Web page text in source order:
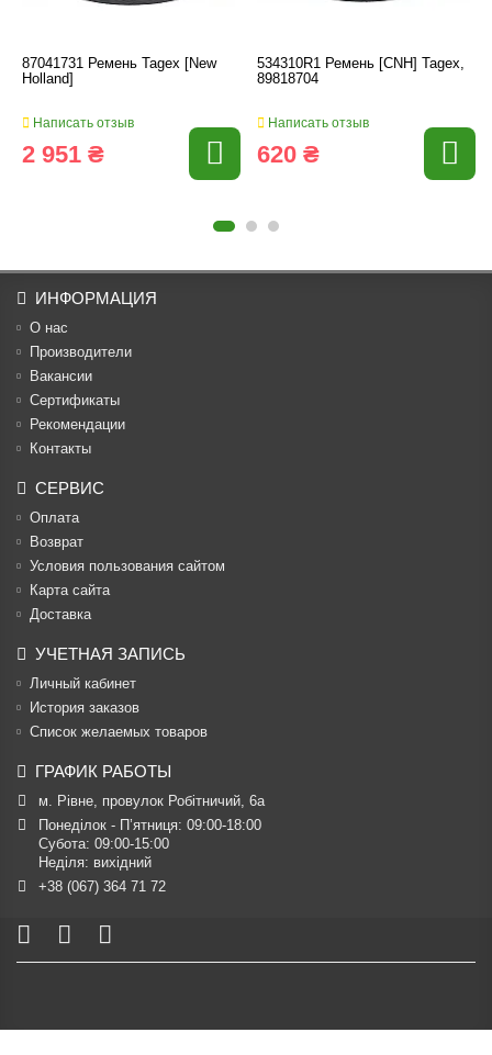
87041731 Ремень Tagex [New
Holland]
Написать отзыв
2 951 ₴
534310R1 Ремень [CNH] Tagex,
89818704
Написать отзыв
620 ₴
ИНФОРМАЦИЯ
О нас
Производители
Вакансии
Cертификаты
Рекомендации
Контакты
СЕРВИС
Оплата
Возврат
Условия пользования сайтом
Карта сайта
Доставка
УЧЕТНАЯ ЗАПИСЬ
Личный кабинет
История заказов
Список желаемых товаров
ГРАФИК РАБОТЫ
м. Рівне, провулок Робітничий, 6а
Понеділок - П’ятниця: 09:00-18:00
Субота: 09:00-15:00
Неділя: вихідний
+38 (067) 364 71 72